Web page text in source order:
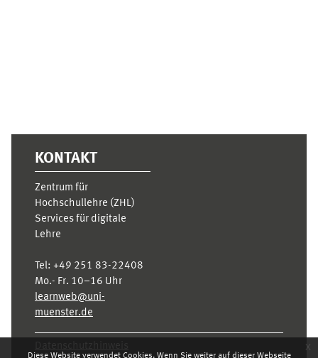
Diese Website verwendet Cookies. Wenn Sie weiter auf dieser Webseite
x
KONTAKT
Zentrum für
Hochschullehre (ZHL)
Services für digitale
Lehre
Tel: +49 251 83-22408
Mo.- Fr. 10–16 Uhr
learnweb@uni-
muenster.de